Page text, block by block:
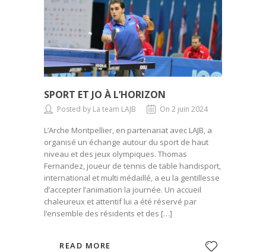
SPORT ET JO À L’HORIZON
Posted by La team LAJB On 2 juin 2024
L’Arche Montpellier, en partenariat avec LAJB, a
organisé un échange autour du sport de haut
niveau et des jeux olympiques. Thomas
Fernandez, joueur de tennis de table handisport,
international et multi médaillé, a eu la gentillesse
d’accepter l’animation la journée. Un accueil
chaleureux et attentif lui a été réservé par
l’ensemble des résidents et des […]
READ MORE